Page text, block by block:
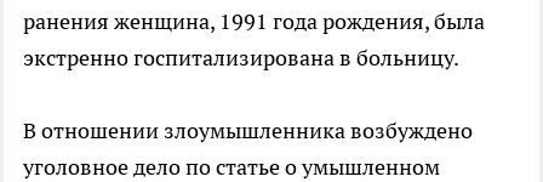
ранения женщина, 1991 года рождения, была
экстренно госпитализирована в больницу.
В отношении злоумышленника возбуждено
уголовное дело по статье о умышленном